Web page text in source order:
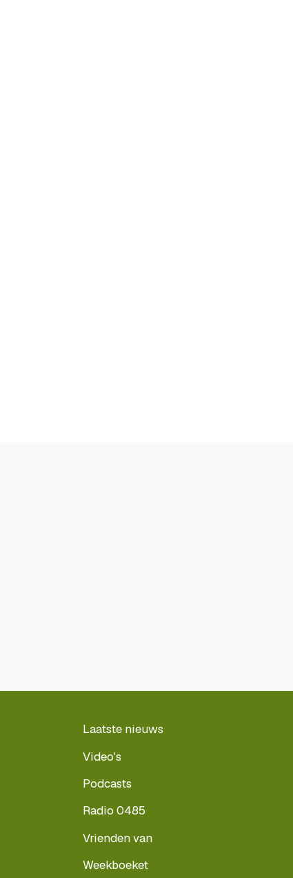
Laatste nieuws
Video's
Podcasts
Radio 0485
Vrienden van
Weekboeket